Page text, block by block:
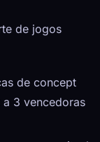
de jogos
de concept
3 vencedoras